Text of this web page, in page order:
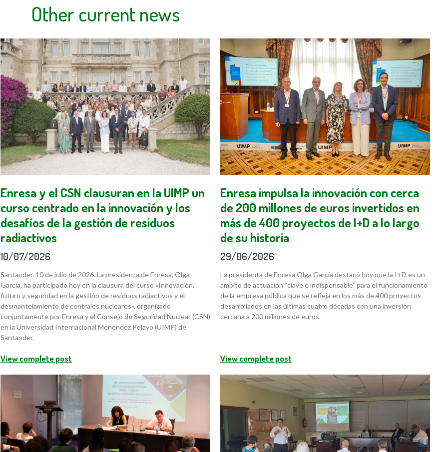
Other current news
Enresa y el CSN clausuran en la UIMP un
curso centrado en la innovación y los
desafíos de la gestión de residuos
radiactivos
10/07/2026
Santander, 10 de julio de 2026. La presidenta de Enresa, Olga
García, ha participado hoy en la clausura del curso «Innovación,
futuro y seguridad en la gestión de residuos radiactivos y el
desmantelamiento de centrales nucleares», organizado
conjuntamente por Enresa y el Consejo de Seguridad Nuclear (CSN)
en la Universidad Internacional Menéndez Pelayo (UIMP) de
Santander.
View complete post
Enresa impulsa la innovación con cerca
de 200 millones de euros invertidos en
más de 400 proyectos de I+D a lo largo
de su historia
29/06/2026
La presidenta de Enresa Olga García destacó hoy que la I+D es un
ámbito de actuación “clave e indispensable” para el funcionamiento
de la empresa pública que se refleja en los más de 400 proyectos
desarrollados en las últimas cuatro décadas con una inversión
cercana a 200 millones de euros.
View complete post